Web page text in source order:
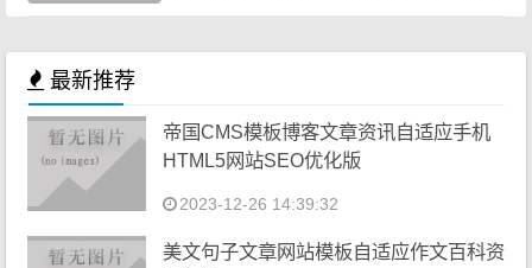
最新推荐
帝国CMS模板博客文章资讯自适应手机
HTML5网站SEO优化版
2023-12-26 14:39:32
美文句子文章网站模板自适应作文百科资